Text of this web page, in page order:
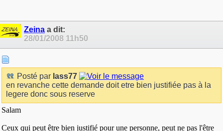
Zeina a dit:
28/01/2008 11h50
Posté par lass77
en revanche cette demande doit etre bien justifiée pas à la
legere donc sous reserve
Salam
Ceux qui peut être bien justifié pour une personne, peut ne pas l'être